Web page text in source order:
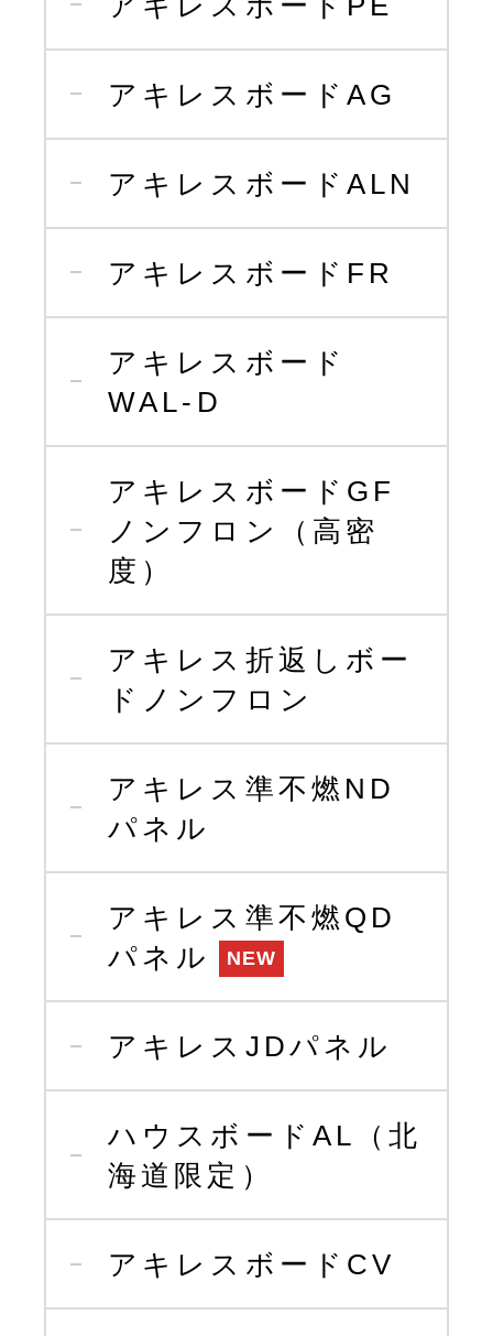
アキレスボードAG
アキレスボードALN
アキレスボードFR
アキレスボード
WAL-D
アキレスボードGF
ノンフロン
（高密
度）
アキレス折返しボー
ド ノンフロン
アキレス準不燃ND
パネル
アキレス準不燃QD
パネル
NEW
アキレスJDパネル
ハウスボードAL（北
海道限定）
アキレスボードCV